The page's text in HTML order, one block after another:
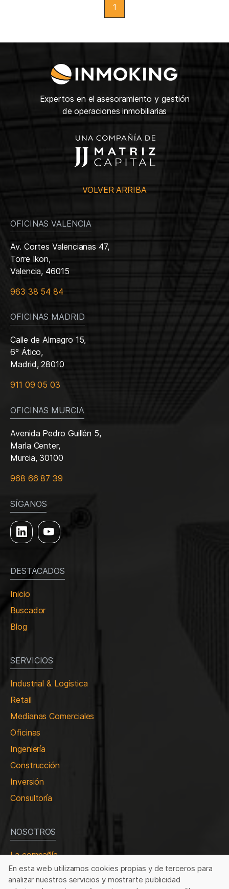
1
Expertos en el asesoramiento y gestión
de operaciones inmobiliarias
VOLVER ARRIBA
OFICINAS VALENCIA
Av. Cortes Valencianas 47,
Torre Ikon,
Valencia, 46015
963 38 54 84
OFICINAS MADRID
Calle de Almagro 15,
6º Ático,
Madrid, 28010
911 09 05 03
OFICINAS MURCIA
Avenida Pedro Guillén 5,
Marla Center,
Murcia, 30100
968 66 87 39
SÍGANOS
DESTACADOS
Inicio
Buscador
Blog
SERVICIOS
Industrial & Logística
Retail
Medianas Comerciales
Oficinas
Ingeniería
Construcción
Inversión
Consultoría
NOSOTROS
La compañía
Trabaja con nosotros
En esta web utilizamos cookies propias y de terceros para
analizar nuestros servicios y mostrarte publicidad